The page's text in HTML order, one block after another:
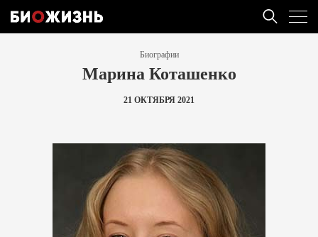
Биографии
Марина Коташенко
21 ОКТЯБРЯ 2021